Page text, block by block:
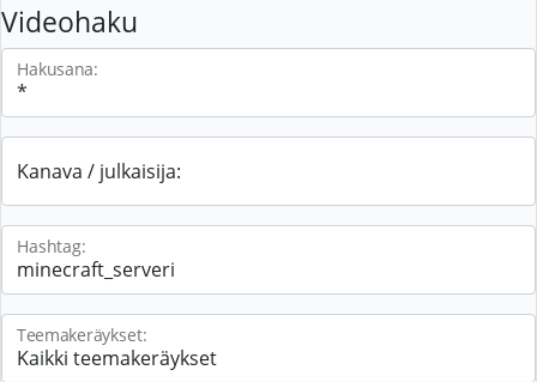
Videohaku
Hakusana:
Kanava / julkaisija:
Hashtag:
Teemakeräykset: